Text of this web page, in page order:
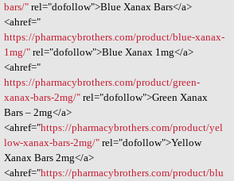
bars/"rel="dofollow">Blue Xanax Bars</a>
<ahref="
https://pharmacybrothers.com/product/blue-xanax-
1mg/"rel="dofollow">Blue Xanax 1mg</a>
<ahref="
https://pharmacybrothers.com/product/green-
xanax-bars-2mg/"rel="dofollow">Green Xanax
Bars – 2mg</a>
<ahref="https://pharmacybrothers.com/product/yel
low-xanax-bars-2mg/"rel="dofollow">Yellow
Xanax Bars 2mg</a>
<ahref="https://pharmacybrothers.com/product/blu